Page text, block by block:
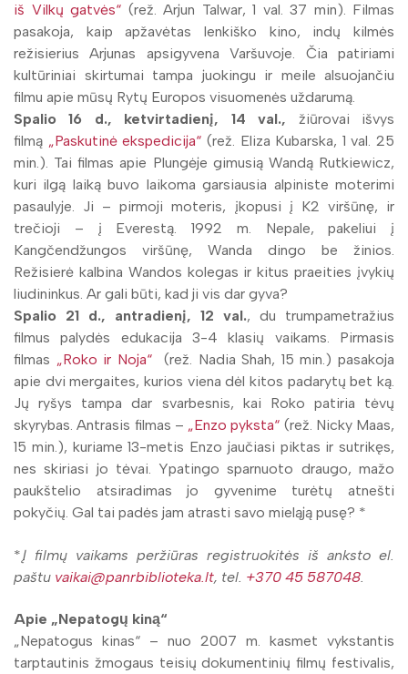
iš Vilkų gatvės“ (rež. Arjun Talwar, 1 val. 37 min). Filmas
pasakoja, kaip apžavėtas lenkiško kino, indų kilmės
režisierius Arjunas apsigyvena Varšuvoje. Čia patiriami
kultūriniai skirtumai tampa juokingu ir meile alsuojančiu
filmu apie mūsų Rytų Europos visuomenės uždarumą.
Spalio 16 d., ketvirtadienį, 14 val., žiūrovai išvys
filmą „Paskutinė ekspedicija“ (rež. Eliza Kubarska, 1 val. 25
min.). Tai filmas apie Plungėje gimusią Wandą Rutkiewicz,
kuri ilgą laiką buvo laikoma garsiausia alpiniste moterimi
pasaulyje. Ji – pirmoji moteris, įkopusi į K2 viršūnę, ir
trečioji – į Everestą. 1992 m. Nepale, pakeliui į
Kangčendžungos viršūnę, Wanda dingo be žinios.
Režisierė kalbina Wandos kolegas ir kitus praeities įvykių
liudininkus. Ar gali būti, kad ji vis dar gyva?
Spalio 21 d., antradienį, 12 val., du trumpametražius
filmus palydės edukacija 3-4 klasių vaikams. Pirmasis
filmas „Roko ir Noja“
(rež. Nadia Shah, 15 min.) pasakoja
apie dvi mergaites, kurios viena dėl kitos padarytų bet ką.
Jų ryšys tampa dar svarbesnis, kai Roko patiria tėvų
skyrybas. Antrasis filmas – „Enzo pyksta“ (rež. Nicky Maas,
15 min.), kuriame 13-metis Enzo jaučiasi piktas ir sutrikęs,
nes skiriasi jo tėvai. Ypatingo sparnuoto draugo, mažo
paukštelio atsiradimas jo gyvenime turėtų atnešti
pokyčių. Gal tai padės jam atrasti savo mieląją pusę? *
*Į filmų vaikams peržiūras registruokitės iš anksto el.
paštu vaikai@panrbiblioteka.lt, tel. +370 45 587048
Apie „Nepatogų kiną“
„Nepatogus kinas“ – nuo 2007 m. kasmet vykstantis
tarptautinis žmogaus teisių dokumentinių filmų festivalis,